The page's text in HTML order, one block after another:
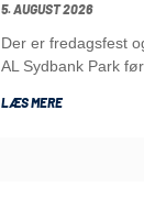
5. AUGUST 2026
Der er fredagsfest
AL Sydbank Park
LÆS MERE